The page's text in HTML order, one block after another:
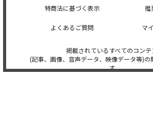
特商法に基づく表示 推
よくあるご質問 マ
掲載されているすべてのコンテ
(記事、画像、音声データ、映像データ等)の
す。